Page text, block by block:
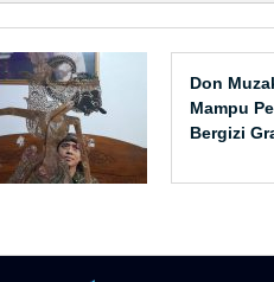
Don
Mampu
Bergizi